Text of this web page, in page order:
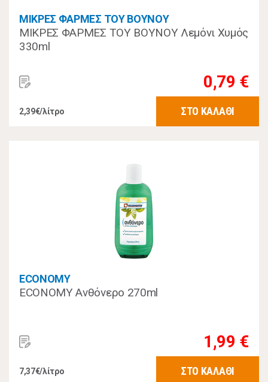
ΜΙΚΡΕΣ ΦΑΡΜΕΣ ΤΟΥ ΒΟΥΝΟΥ
ΜΙΚΡΕΣ ΦΑΡΜΕΣ ΤΟΥ ΒΟΥΝΟΥ Λεμόνι Χυμός
330ml
0,79 €
2,39€/λίτρο ΣΤΟ ΚΑΛΑΘΙ
ECONOMY
ECONOMY Ανθόνερο 270ml
1,99 €
7,37€/λίτρο ΣΤΟ ΚΑΛΑΘΙ